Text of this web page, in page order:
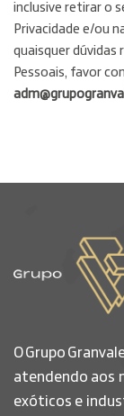
inclusive retirar o
Privacidade e/ou
quaisquer dúvidas
Pessoais, favor
O Grupo
atendendo aos
exóticos e